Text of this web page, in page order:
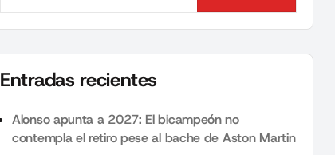
Search
Entradas recientes
Alonso apunta a 2027: El bicampeón no
contempla el retiro pese al bache de Aston Martin